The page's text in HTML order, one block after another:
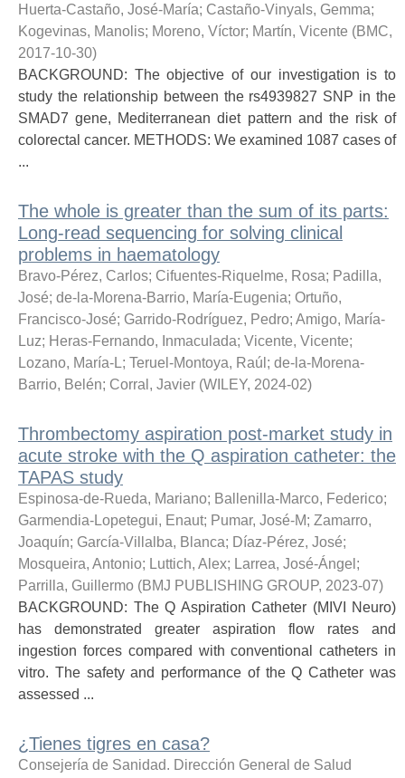
Huerta-Castaño, José-María; Castaño-Vinyals, Gemma;
Kogevinas, Manolis; Moreno, Víctor; Martín, Vicente (BMC,
2017-10-30)
BACKGROUND: The objective of our investigation is to
study the relationship between the rs4939827 SNP in the
SMAD7 gene, Mediterranean diet pattern and the risk of
colorectal cancer. METHODS: We examined 1087 cases of
...
The whole is greater than the sum of its parts:
Long-read sequencing for solving clinical
problems in haematology
Bravo-Pérez, Carlos; Cifuentes-Riquelme, Rosa; Padilla,
José; de-la-Morena-Barrio, María-Eugenia; Ortuño,
Francisco-José; Garrido-Rodríguez, Pedro; Amigo, María-
Luz; Heras-Fernando, Inmaculada; Vicente, Vicente;
Lozano, María-L; Teruel-Montoya, Raúl ; de-la-Morena-
Barrio, Belén; Corral, Javier (WILEY, 2024-02)
Thrombectomy aspiration post-market study in
acute stroke with the Q aspiration catheter: the
TAPAS study
Espinosa-de-Rueda, Mariano; Ballenilla-Marco, Federico;
Garmendia-Lopetegui, Enaut; Pumar, José-M; Zamarro,
Joaquín; García-Villalba, Blanca; Díaz-Pérez, José;
Mosqueira, Antonio; Luttich, Alex; Larrea, José-Ángel ;
Parrilla, Guillermo (BMJ PUBLISHING GROUP, 2023-07)
BACKGROUND: The Q Aspiration Catheter (MIVI Neuro)
has demonstrated greater aspiration flow rates and
ingestion forces compared with conventional catheters in
vitro. The safety and performance of the Q Catheter was
assessed ...
¿Tienes tigres en casa?
Consejería de Sanidad. Dirección General de Salud